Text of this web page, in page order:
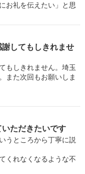
お礼を伝えたい」と思
してもしきれませ
もしきれません。埼玉
また次回もお願いしま
ただきたいです
うところから丁寧に説
くれなくなるような不